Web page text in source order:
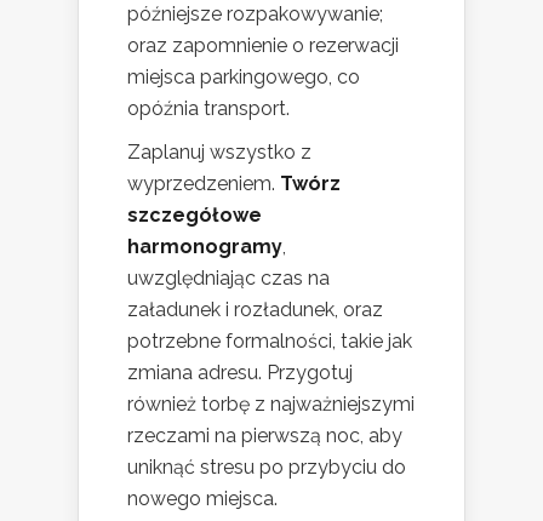
późniejsze rozpakowywanie;
oraz zapomnienie o rezerwacji
miejsca parkingowego, co
opóźnia transport.
Zaplanuj wszystko z
wyprzedzeniem. Twórz
szczegółowe
harmonogramy,
uwzględniając czas na
załadunek i rozładunek, oraz
potrzebne formalności, takie jak
zmiana adresu. Przygotuj
również torbę z najważniejszymi
rzeczami na pierwszą noc, aby
uniknąć stresu po przybyciu do
nowego miejsca.